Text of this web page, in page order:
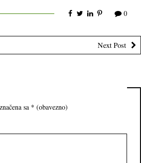
0
Next Post
sa * (obavezno)